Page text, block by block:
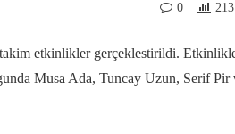
0 213
etkinlikler gerçeklestirildi.
Musa Ada, Tuncay Uzun, Serif Pir